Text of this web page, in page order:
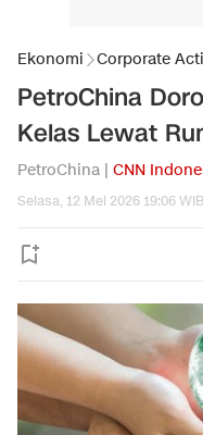
Ekonomi Corporate
PetroChina
Kelas Lewat
PetroChina | CNN
Selasa, 12 Mei 2026 19:06 WIB